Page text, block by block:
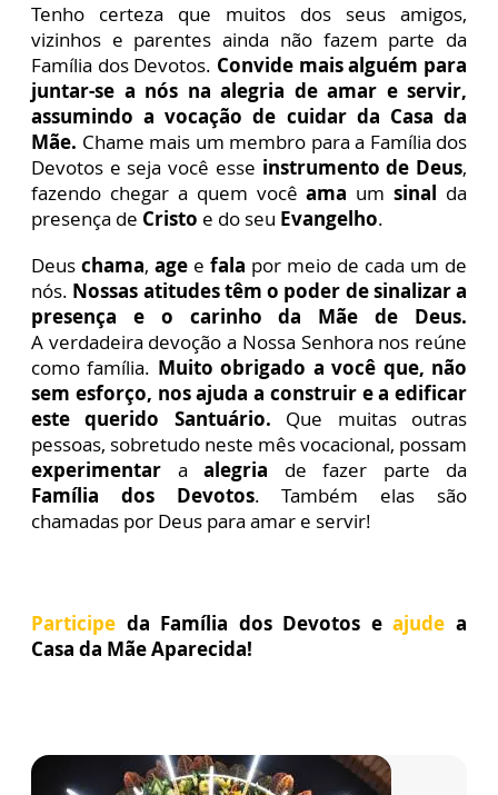
Tenho certeza que muitos dos seus amigos,
vizinhos e parentes ainda não fazem parte da
Família dos Devotos. Convide mais alguém para
juntar-se a nós na alegria de amar e servir,
assumindo a vocação de cuidar da Casa da
Mãe. Chame mais um membro para a Família dos
Devotos e seja você esse instrumento de Deus,
fazendo chegar a quem vocêama umsinal da
presença de Cristo e do seu Evangelho.
Deus chama, age e fala por meio de cada um de
nós. Nossas atitudestêm o poder de sinalizar a
presença e o carinho da Mãe de Deus.
A verdadeira devoção a Nossa Senhora nos reúne
como família. Muitoobrigado a você que, não
sem esforço, nos ajuda a construir e a edificar
este querido Santuário. Que muitas outras
pessoas, sobretudo neste mês vocacional, possam
experimentar a alegria de fazer parte da
Família dos Devotos. Também elas são
chamadas por Deus para amar e servir!
Participe da Família dos Devotos e ajude a
Casa da Mãe Aparecida!